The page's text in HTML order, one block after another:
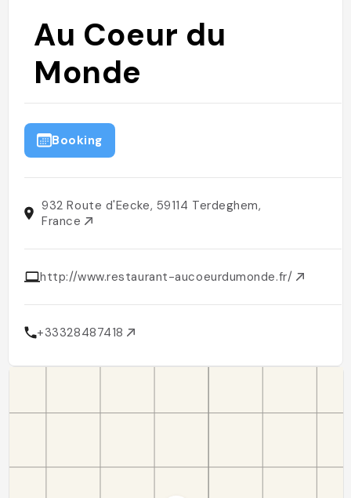
Au Coeur du
Monde
Booking
932 Route d'Eecke, 59114 Terdeghem,
France
http://www.restaurant-aucoeurdumonde.fr/
+33328487418